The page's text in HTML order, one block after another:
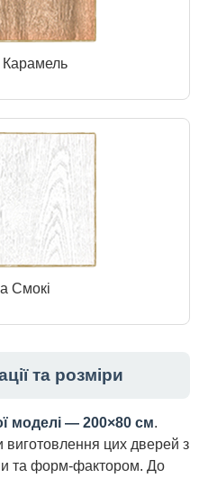
Карамель
Смокі
та розміри
моделі — 200×80 см.
цих дверей з
та форм-фактором. До